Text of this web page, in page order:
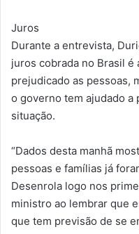
Juros
Durante a entrevista,
juros cobrada no Brasil é
prejudicado as pessoas,
o governo tem ajudado a
situação.
“Dados desta manhã
pessoas e famílias já
Desenrola logo nos
ministro ao lembrar que
que tem previsão de se